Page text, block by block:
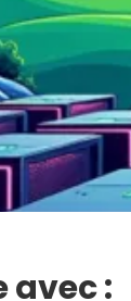
avec :